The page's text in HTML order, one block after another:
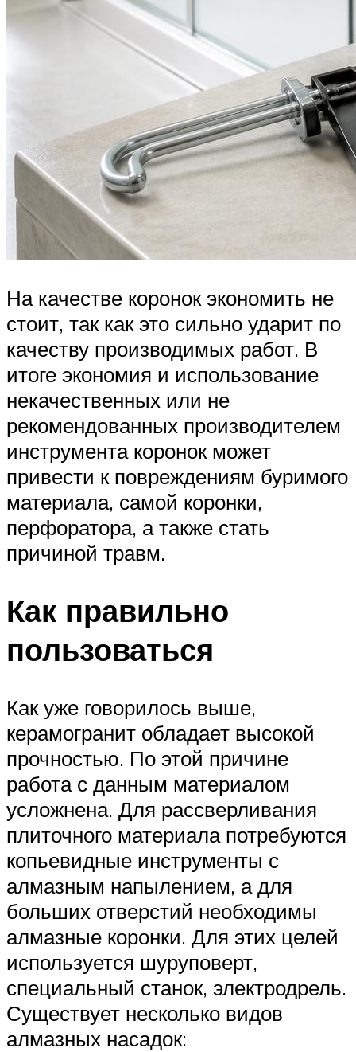
На качестве коронок экономить не
стоит, так как это сильно ударит по
качеству производимых работ. В
итоге экономия и использование
некачественных или не
рекомендованных производителем
инструмента коронок может
привести к повреждениям буримого
материала, самой коронки,
перфоратора, а также стать
причиной травм.
Как правильно
пользоваться
Как уже говорилось выше,
керамогранит обладает высокой
прочностью. По этой причине
работа с данным материалом
усложнена. Для рассверливания
плиточного материала потребуются
копьевидные инструменты с
алмазным напылением, а для
больших отверстий необходимы
алмазные коронки. Для этих целей
используется шуруповерт,
специальный станок, электродрель.
Существует несколько видов
алмазных насадок: